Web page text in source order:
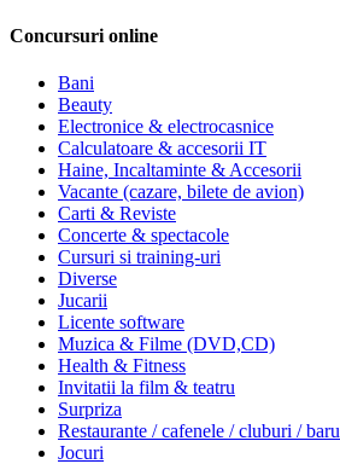
Concursuri online
Bani
Beauty
Electronice & electrocasnice
Calculatoare & accesorii IT
Haine, Incaltaminte & Accesorii
Vacante (cazare, bilete de avion)
Carti & Reviste
Concerte & spectacole
Cursuri si training-uri
Diverse
Jucarii
Licente software
Muzica & Filme (DVD,CD)
Health & Fitness
Invitatii la film & teatru
Surpriza
Restaurante / cafenele / cluburi /
Jocuri